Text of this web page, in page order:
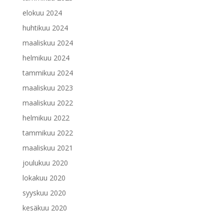
elokuu 2024
huhtikuu 2024
maaliskuu 2024
helmikuu 2024
tammikuu 2024
maaliskuu 2023
maaliskuu 2022
helmikuu 2022
tammikuu 2022
maaliskuu 2021
joulukuu 2020
lokakuu 2020
syyskuu 2020
kesäkuu 2020